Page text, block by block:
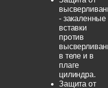
- закаленные
вставки
против
в теле и в
плаге
цилиндра.
Защита от